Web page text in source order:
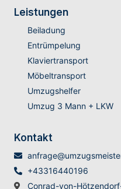
Leistungen
Beiladung
Entrümpelung
Klaviertransport
Möbeltransport
Umzugshelfer
Umzug 3 Mann + LKW
Kontakt
+43316440196
Conrad-von-